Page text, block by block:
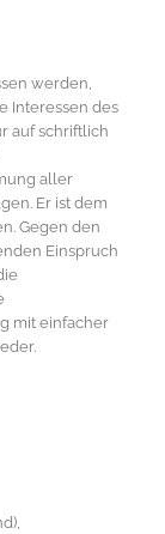
werden,
Interessen des
auf schriftlich
aller
Er ist dem
Gegen den
Einspruch
mit einfacher